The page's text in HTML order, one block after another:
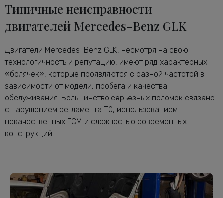
Типичные неисправности
двигателей Mercedes-Benz GLK
Двигатели Mercedes-Benz GLK, несмотря на свою
технологичность и репутацию, имеют ряд характерных
«болячек», которые проявляются с разной частотой в
зависимости от модели, пробега и качества
обслуживания. Большинство серьезных поломок связано
с нарушением регламента ТО, использованием
некачественных ГСМ и сложностью современных
конструкций.